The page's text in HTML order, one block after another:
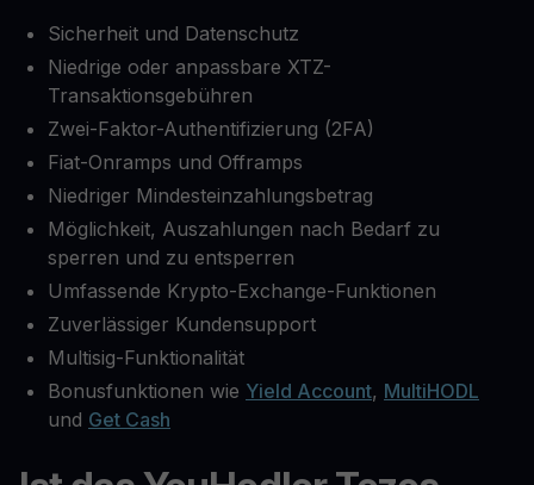
Sicherheit und Datenschutz
Niedrige oder anpassbare XTZ-
Transaktionsgebühren
Zwei-Faktor-Authentifizierung (2FA)
Fiat-Onramps und Offramps
Niedriger Mindesteinzahlungsbetrag
Möglichkeit, Auszahlungen nach Bedarf zu
sperren und zu entsperren
Umfassende Krypto-Exchange-Funktionen
Zuverlässiger Kundensupport
Multisig-Funktionalität
Bonusfunktionen wie Yield Account, MultiHODL
und Get Cash